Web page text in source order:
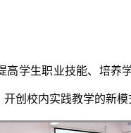
学生职业技能、培养
创校内实践教学的新模